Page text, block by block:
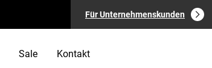
Für Unternehmenskunden
Sale Kontakt